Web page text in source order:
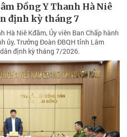
Đồng Y Thanh Hà Niê
định kỳ tháng 7
Hà Niê Kđăm, Ủy viên Ban Chấp hành
ủy, Trưởng Đoàn ĐBQH tỉnh Lâm
định kỳ tháng 7/2026.